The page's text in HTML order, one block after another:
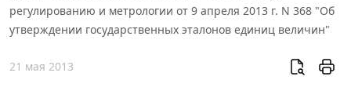
регулированию и метрологии от 9 апреля 2013 г. N 368 "Об
утверждении государственных эталонов единиц величин"
21 мая 2013